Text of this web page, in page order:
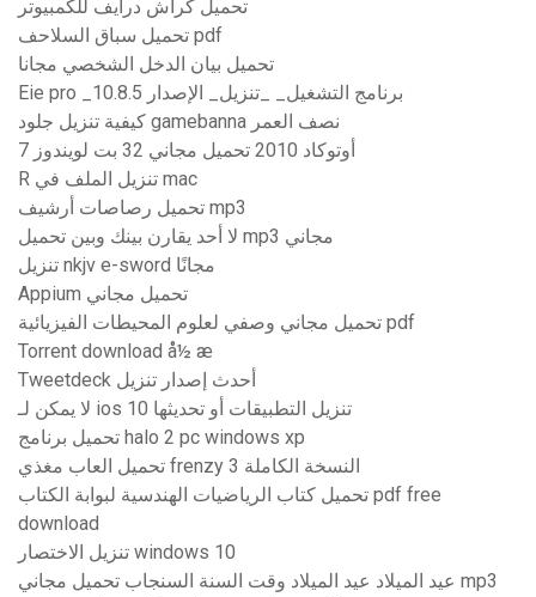
تحميل كراش درايف للكمبيوتر
تحميل سباق السلاحف pdf
تحميل بيان الدخل الشخصي مجانا
Eie pro _برنامج التشغيل_ _تنزيل_ الإصدار 10.8.5
كيفية تنزيل جلود gamebanna نصف العمر
أوتوكاد 2010 تحميل مجاني 32 بت لويندوز 7
R تنزيل الملف في mac
تحميل رصاصات أرشيف mp3
لا أحد يقارن بينك وبين تحميل mp3 مجاني
تنزيل nkjv e-sword مجانًا
Appium تحميل مجاني
تحميل مجاني وصفي لعلوم المحيطات الفيزيائية pdf
Torrent download å½ æ
Tweetdeck أحدث إصدار تنزيل
لا يمكن لـ ios 10 تنزيل التطبيقات أو تحديثها
تحميل برنامج halo 2 pc windows xp
تحميل العاب مغذي frenzy 3 النسخة الكاملة
تحميل كتاب الرياضيات الهندسية لبوابة الكتاب pdf free
download
تنزيل الاختصار windows 10
عيد الميلاد عيد الميلاد وقت السنة السنجاب تحميل مجاني mp3